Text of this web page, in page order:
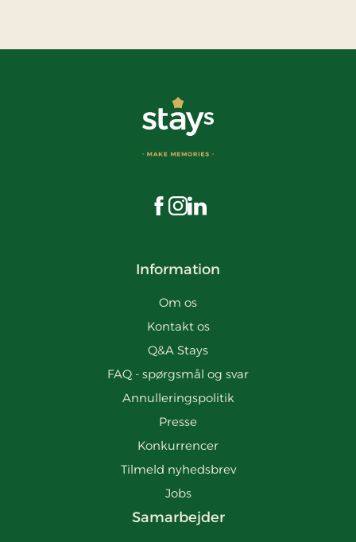
Besøg os på Facebook
Besøg os på Instagram
Besøg os på LinkedIn
Information
Om os
Kontakt os
Q&A Stays
FAQ - spørgsmål og svar
Annulleringspolitik
Presse
Konkurrencer
Tilmeld nyhedsbrev
Jobs
Samarbejder